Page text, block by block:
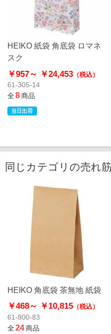
HEIKO 紙袋 角底袋 ロマネ
スク
￥957～ ￥24,453 （税込）
61-305-14
全8商品
同じカテゴリの売れ
HEIKO 角底袋 茶無地 紙袋
￥468～ ￥10,815 （税込）
61-800-83
全24商品